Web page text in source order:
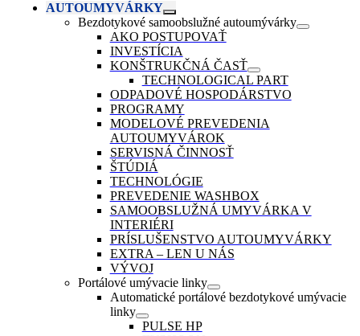
AUTOUMYVÁRKY
Bezdotykové samoobslužné autoumývárky
AKO POSTUPOVAŤ
INVESTÍCIA
KONŠTRUKČNÁ ČASŤ
TECHNOLOGICAL PART
ODPADOVÉ HOSPODÁRSTVO
PROGRAMY
MODELOVÉ PREVEDENIA
AUTOUMYVÁROK
SERVISNÁ ČINNOSŤ
ŠTÚDIÁ
TECHNOLÓGIE
PREVEDENIE WASHBOX
SAMOOBSLUŽNÁ UMYVÁRKA V
INTERIÉRI
PRÍSLUŠENSTVO AUTOUMYVÁRKY
EXTRA – LEN U NÁS
VÝVOJ
Portálové umývacie linky
Automatické portálové bezdotykové umývacie
linky
PULSE HP